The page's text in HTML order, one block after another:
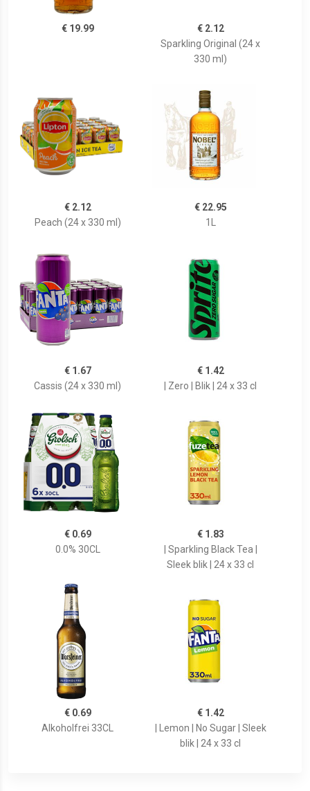
€ 19.99
€ 2.12
Sparkling Original (24 x
330 ml)
€ 2.12
Peach (24 x 330 ml)
€ 22.95
1L
€ 1.67
Cassis (24 x 330 ml)
€ 1.42
| Zero | Blik | 24 x 33 cl
€ 0.69
0.0% 30CL
€ 1.83
| Sparkling Black Tea |
Sleek blik | 24 x 33 cl
€ 0.69
Alkoholfrei 33CL
€ 1.42
| Lemon | No Sugar | Sleek
blik | 24 x 33 cl